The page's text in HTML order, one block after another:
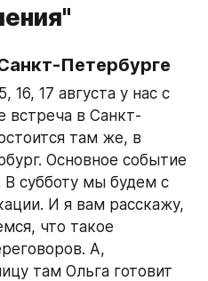
Петербурге
16, 17 августа у нас с
встреча в Санкт-
там же, в
Основное событие
В субботу мы будем с
И я вам расскажу,
что такое
А,
там Ольга готовит